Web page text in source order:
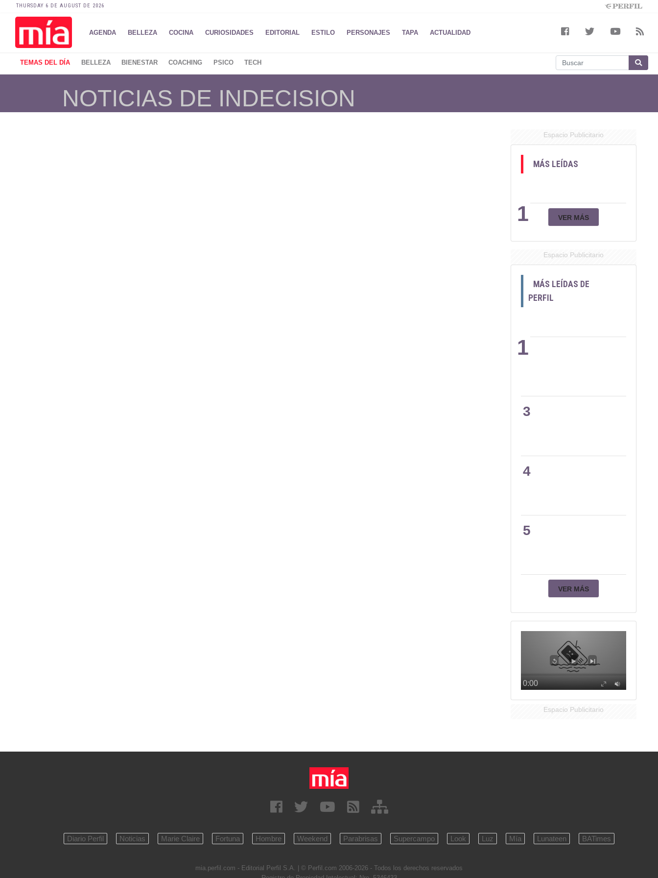
THURSDAY 6 DE AUGUST DE 2026
AGENDA BELLEZA COCINA CURIOSIDADES EDITORIAL ESTILO PERSONAJES TAPA ACTUALIDAD
TEMAS DEL DÍA BELLEZA BIENESTAR COACHING PSICO TECH
NOTICIAS DE INDECISION
Espacio Publicitario
MÁS LEÍDAS
1 VER MÁS
Espacio Publicitario
MÁS LEÍDAS DE
PERFIL
1
2
3
4
5
VER MÁS
Espacio Publicitario
Diario Perfil Noticias Marie Claire Fortuna Hombre Weekend Parabrisas Supercampo Look Luz Mía Lunateen BATimes
mia.perfil.com - Editorial Perfil S.A.
| © Perfil.com 2006-2026 - Todos los derechos reservados